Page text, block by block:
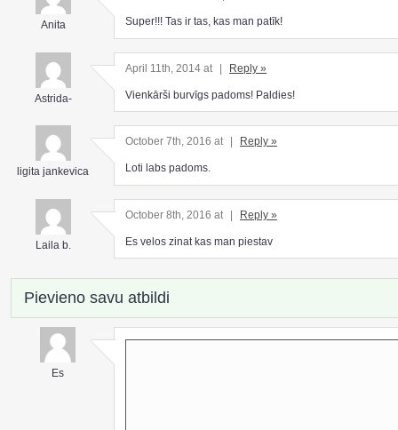
Anita Super!!! Tas ir tas, kas man patīk!
Astrida-
April 11th, 2014 at | Reply »
Vienkārši burvīgs padoms! Paldies!
ligita jankevica
October 7th, 2016 at Reply »
Loti labs padoms.
Laila b.
October 8th, 2016 at | Reply »
Es velos zinat kas man piestav
Pievieno savu atbildi
Es